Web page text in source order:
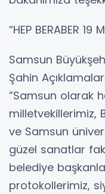
“HEP BERABER 19
Samsun
Şahin
”Samsun olarak
milletvekillerimiz,
ve Samsun
güzel sanatlar
belediye
protokollerimiz,